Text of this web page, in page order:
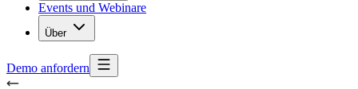
Events und Webinare
Über
Demo anfordern